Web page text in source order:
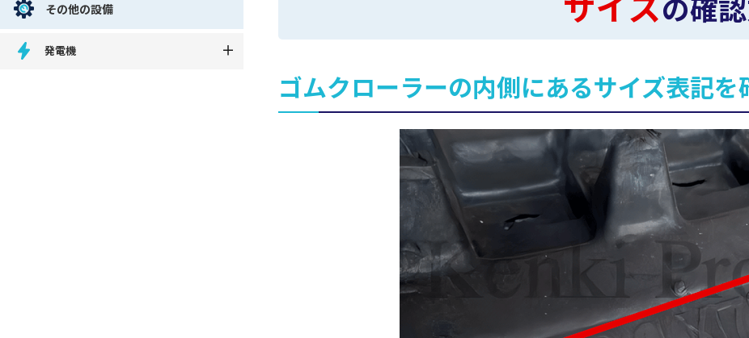
ゴムクローラーの内側にあるサイズ表記を
その他の設備
発電機